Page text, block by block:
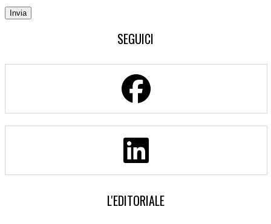
SEGUICI
L'EDITORIALE